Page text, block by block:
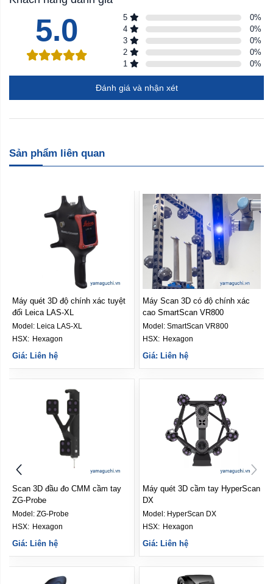
5.0 5 0%
4
0%
3
0%
2
0%
1
0%
Đánh giá và nhận xét
Sản phẩm liên quan
Máy quét 3D độ chính xác tuyệt
đối Leica LAS-XL
Model: Leica LAS-XL
Hexagon
Giá: Liên hệ
Máy Scan 3D có độ chính xác
cao SmartScan VR800
Model: SmartScan VR800
HSX: Hexagon
Giá: Liên hệ
Scan 3D đầu đo CMM cầm tay
ZG-Probe
Model: ZG-Probe
Hexagon
Giá: Liên hệ
Máy quét 3D cầm tay HyperScan
DX
Model: HyperScan DX
HSX: Hexagon
Giá: Liên hệ